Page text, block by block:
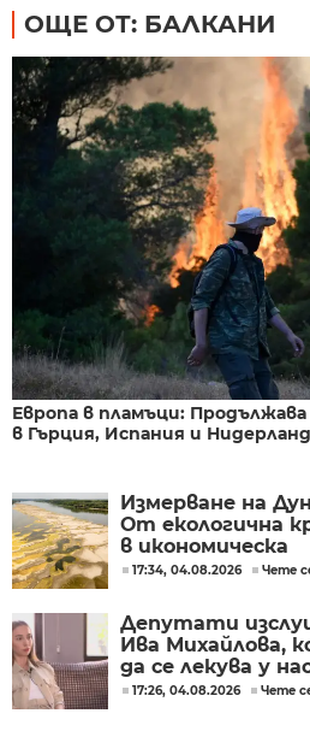
ОЩЕ ОТ: БАЛКАНИ
Европа в пламъци:
в Гърция, Испания и
Измерване на
От екологична
в икономическа
17:34, 04.08.2026 Чете
Депутати
Ива Михайлова,
да се лекува у
17:26, 04.08.2026 Чете